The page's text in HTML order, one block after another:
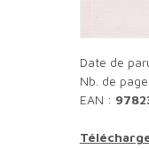
Date de
Nb. de
EAN :